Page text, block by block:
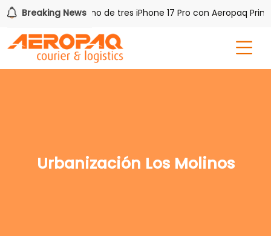
Breaking News
Gana uno de tres iPhone 17 Pro con Aeropaq Prime
Urbanización Los Molinos